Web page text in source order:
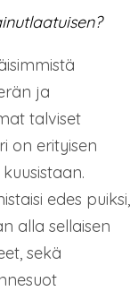
ja
talviset
on erityisen
edes puiksi,
alla sellaisen
sekä